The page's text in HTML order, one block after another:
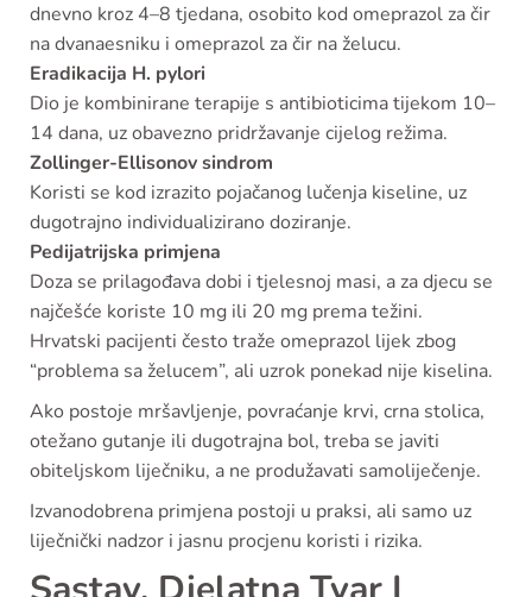
dnevno kroz 4–8 tjedana, osobito kod omeprazol za čir
na dvanaesniku i omeprazol za čir na želucu.
Eradikacija H. pylori
Dio je kombinirane terapije s antibioticima tijekom 10–
14 dana, uz obavezno pridržavanje cijelog režima.
Zollinger-Ellisonov sindrom
Koristi se kod izrazito pojačanog lučenja kiseline, uz
dugotrajno individualizirano doziranje.
Pedijatrijska primjena
Doza se prilagođava dobi i tjelesnoj masi, a za djecu se
najčešće koriste 10 mg ili 20 mg prema težini.
Hrvatski pacijenti često traže omeprazol lijek zbog
“problema sa želucem”, ali uzrok ponekad nije kiselina.
Ako postoje mršavljenje, povraćanje krvi, crna stolica,
otežano gutanje ili dugotrajna bol, treba se javiti
obiteljskom liječniku, a ne produžavati samoliječenje.
Izvanodobrena primjena postoji u praksi, ali samo uz
liječnički nadzor i jasnu procjenu koristi i rizika.